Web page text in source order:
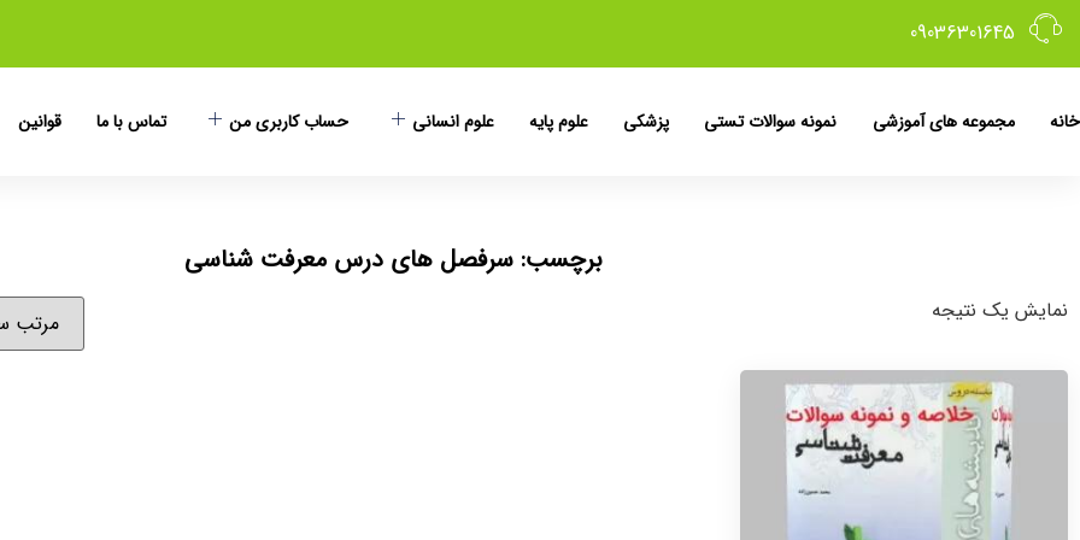
09036301645
خانه مجموعه های آموزشی نمونه سوالات تستی پزشکی علوم پایه علوم انسانی حساب کاربری من تماس با ما قوانین
برچسب: سرفصل های درس معرفت شناسی
نمایش یک نتیجه